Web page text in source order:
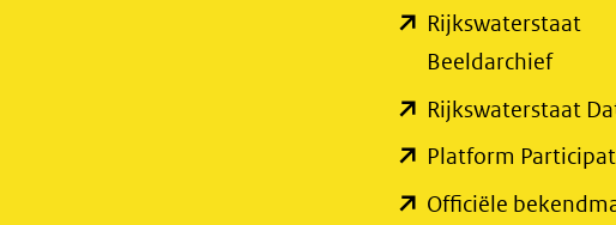
in
naar
een
Rijkswaterstaat
Beeldarchief
in
Rijkswaterstaat
Platform
Officiële